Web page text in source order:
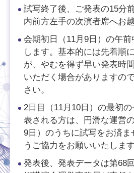
試写終了後、ご発表の15分
内前方左手の次演者席へお
会期初日（11月9日）の午
します。基本的には先着順
が、やむを得ず早い発表時
いただく場合がありますの
さい。
2日目（11月10日）の最初
表される方は、円滑な運営
9日）のうちに試写をお済ま
うご協力をお願いいたします
発表後、発表データは第68